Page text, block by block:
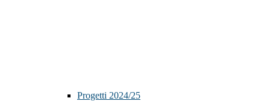
Progetti 2024/25